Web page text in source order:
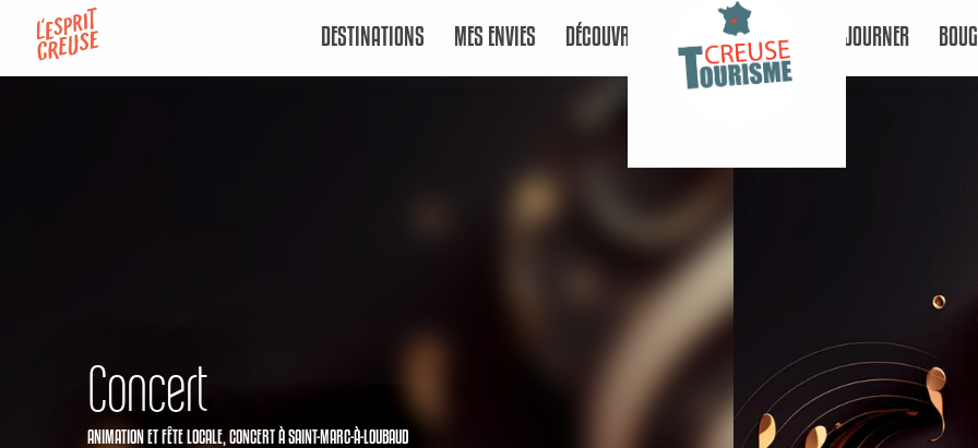
contenu
DESTINATIONS MES ENVIES DÉCOUVRIR SÉJOURNER
Concert
ANIMATION ET FÊTE LOCALE, CONCERTÀ SAINT-MARC-À-LOUBAUD